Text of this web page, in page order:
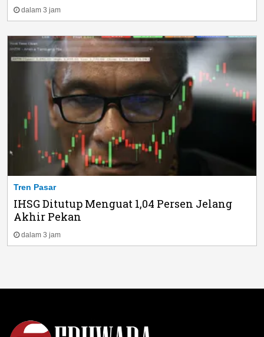
dalam 3 jam
Tren Pasar
IHSG Ditutup Menguat 1,04 Persen Jelang
Akhir Pekan
dalam 3 jam